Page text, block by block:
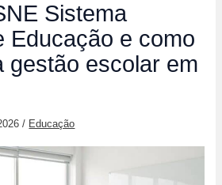
Sistema
Educação e como
gestão escolar em
/ Educação